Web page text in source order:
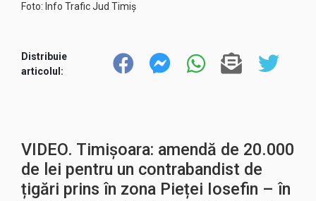
Foto: Info Trafic Jud Timiș
Distribuie
articolul:
VIDEO. Timișoara: amendă de 20.000
de lei pentru un contrabandist de
țigări prins în zona Pieței Iosefin – în